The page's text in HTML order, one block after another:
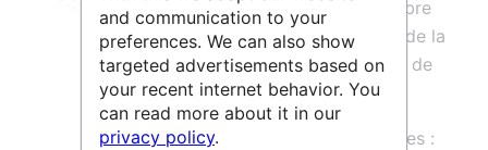
centre de
lutte contre le cancer , membre
du groupe Unicancer, régi par le code de la
santé publique. C'est un Établissement de
Santé Privé d’Intérêt Collectif (ESPIC).
Les missions de l’Institut Paoli-Calmettes :
and communication to your
preferences. We can also show
targeted advertisements based on
your recent internet behavior. You
can read more about it in our
privacy policy.